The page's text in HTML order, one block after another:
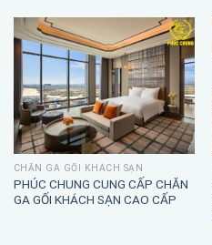
CHĂN GA GỐI KHÁCH SẠN
PHÚC CHUNG CUNG CẤP CHĂN
GA GỐI KHÁCH SẠN CAO CẤP